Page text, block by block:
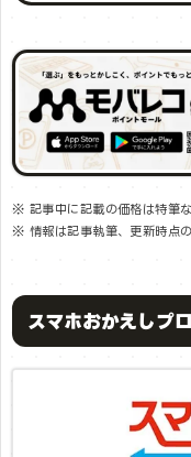
※ 記事中に記載の価格は特筆な
※ 情報は記事執筆、更新時点の
スマホおかえしプ